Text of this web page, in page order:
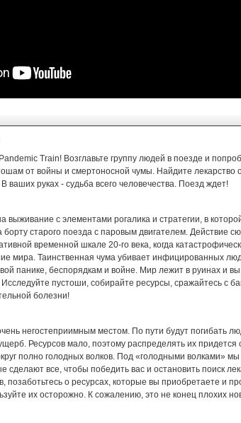
Train! Возглавьте группу людей в поезде и
от войны и смертоносной чумы. Найдите лекарство
ваших руках - судьба всего человечества. Поезд ждет!
выживание с элементами рогалика и стратегии, в
старого поезда с паровым двигателем. Действие
временной шкале 20-го века, когда
мира. Таинственная чума убивает инфицированных
панике, беспорядкам и войне. Мир лежит в руинах и
пустоши, собирайте ресурсы, сражайтесь с
болезни!
негостеприимным местом. По пути будут погибать
Ресурсов мало, поэтому распределять их придется
полно голодных волков. Под «голодными волками»
сделают все, чтобы победить вас и остановить поиск
позаботьтесь о ресурсах, которые вы приобретаете и
их осторожно. К сожалению, это не конец плохих